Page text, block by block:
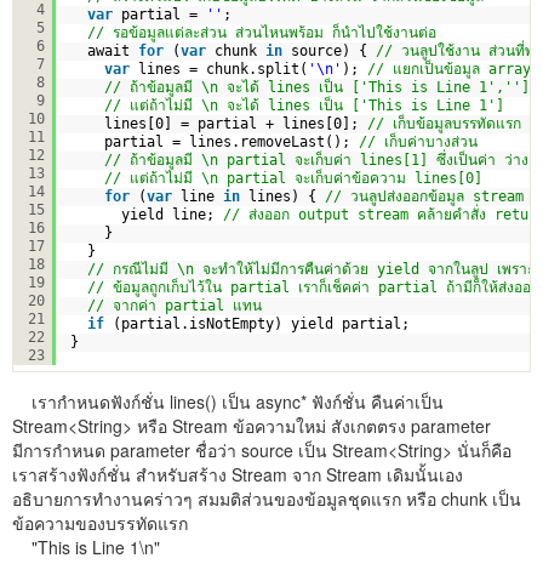
4
5
6
7
8
9
10
11
12
13
14
15
16
17
18
19
20
21
22
23
var partial = '' ;
// รอข้อมูลแต่ละส่วน ส่วนไหนพร้อม ก็นำไปใช้งานต่อ
await for (var chunk in source) { // วนลูปใช้งาน ส่วนที่พ
var lines = chunk.split( '\n' ); // แยกเป็นข้อมูล array จ
// ถ้าข้อมูลมี \n จะได้ lines เป็น ['This is Line 1','']
// แต่ถ้าไม่มี \n จะได้ lines เป็น ['This is Line 1']
lines[0] = partial + lines[0]; // เก็บข้อมูลบรรทัดแรก
partial = lines.removeLast(); // เก็บค่าบางส่วน
// ถ้าข้อมูลมี \n partial จะเก็บค่า lines[1] ซึ่งเป็นค่า ว่าง
// แต่ถ้าไม่มี \n partial จะเก็บค่าข้อความ lines[0]
for
(var line in lines) { // วนลูปส่งออกข้อมูล stream จ
yield line; // ส่งออก output stream คล้ายคำสั่ง
}
}
// กรณีไม่มี \n จะทำให้ไม่มีการคืนค่าด้วย yield จากในลูป เพรา
// ข้อมูลถูกเก็บไว้ใน partial เราก็เช็คค่า partial ถ้ามีก็ให้ส่งออก
// จากค่า partial แทน
if
(partial.isNotEmpty) yield partial;
}
เรากำหนดฟังก์ชั่น lines() เป็น async* ฟังก์ชั่น คืนค่าเป็น
Stream<String> หรือ Stream ข้อความใหม่ สังเกตตรง parameter
มีการกำหนด parameter ชื่อว่า source เป็น Stream<String> นั่นก็คือ
เราสร้างฟังก์ชั่น สำหรับสร้าง Stream จาก Stream เดิมนั้นเอง
อธิบายการทำงานคร่าวๆ สมมติส่วนของข้อมูลชุดแรก หรือ chunk เป็น
ข้อความของบรรทัดแรก
"This is Line 1\n"